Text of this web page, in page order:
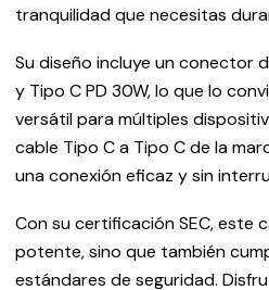
tranquilidad que necesitas
Su diseño incluye un conector
y Tipo C PD 30W, lo que lo
versátil para múltiples
cable Tipo C a Tipo C de la
una conexión eficaz y sin
Con su certificación SEC, este
potente, sino que también
estándares de seguridad.